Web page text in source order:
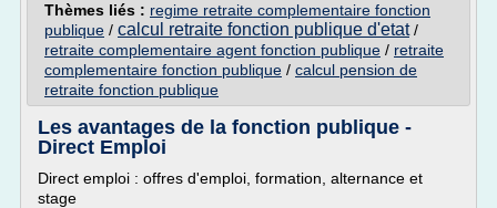
Thèmes liés : regime retraite complementaire fonction
publique / calcul retraite fonction publique d'etat/
retraite complementaire agent fonction publique / retraite
complementaire fonction publique / calcul pension de
retraite fonction publique
Les avantages de la fonction publique -
Direct Emploi
Direct emploi : offres d'emploi, formation, alternance et
stage